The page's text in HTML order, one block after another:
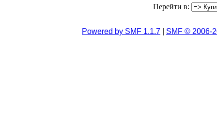
Перейти в:
Powered by SMF 1.1.7 SMF © 2006-